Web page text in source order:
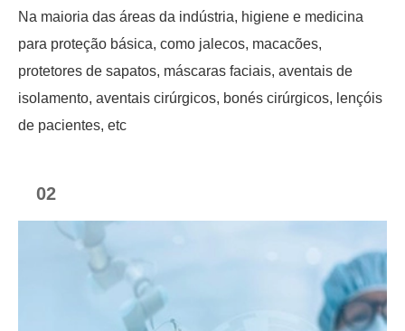
Na maioria das áreas da indústria, higiene e medicina
para proteção básica, como jalecos, macacões,
protetores de sapatos, máscaras faciais, aventais de
isolamento, aventais cirúrgicos, bonés cirúrgicos, lençóis
de pacientes, etc
02